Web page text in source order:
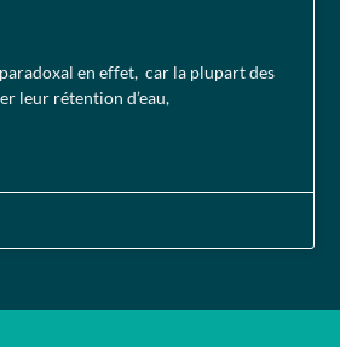
en effet, car la plupart des
leur rétention d’eau,